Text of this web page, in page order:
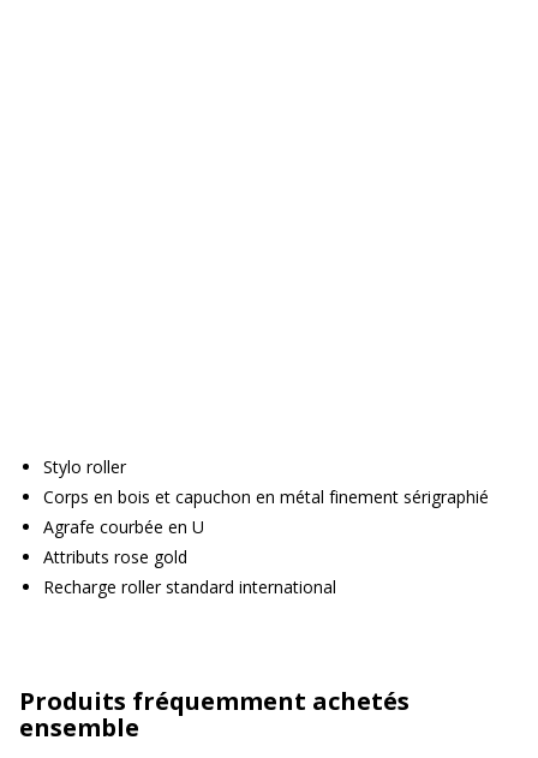
Stylo roller
Corps en bois et capuchon en métal finement sérigraphié
Agrafe courbée en U
Attributs rose gold
Recharge roller standard international
Produits fréquemment achetés
ensemble